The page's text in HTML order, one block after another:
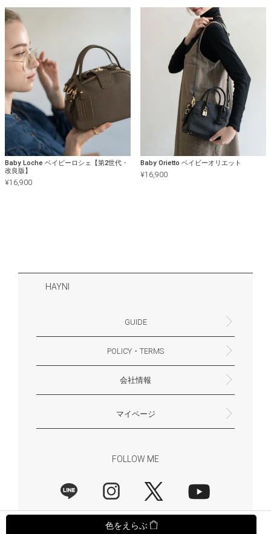
色をえらぶ
Baby Loche ベイビーロシェ【第2世代・
改良版】
¥16,900
Baby Orietto ベイビーオリエット
¥16,900
HAYNI
GUIDE
よくあるご質問・お問合せ
お支払いについて
配送・送料について
ギフトサービスについて
一緒に働く？(HAYNI採用情報サイトへ)
for Foreigners (overseas delivery)
POLICY・TERMS
返品・交換について
プライバシーポリシー
特定商取引法に基づく表示
外部送信ポリシー
会社情報
大阪府大阪市淀川区十八条3-9-35
電話番号：06-6868-9671
※お電話でのお問合せ受付は行っておりません
メール：support@hayni.jp
お問い合わせはこちらからお願いいたします
営業時間：10：00～15：00（金曜日は14：00ま
定休日： 土・日・祝祭日
※土日祝祭日はお休みをいただきます。
メールの返信は翌営業日となりますので、ご了承
マイページ
FOLLOW ME